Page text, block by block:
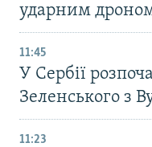
ударним
11:45
У Сербії
Зеленського з
11:23